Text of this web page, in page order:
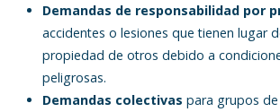
Demandas de responsabilidad por
accidentes o lesiones que tienen lugar
propiedad de otros debido a
peligrosas.
Demandas colectivas para grupos